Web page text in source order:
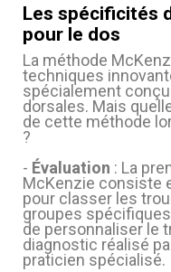
Les spécificités
pour le dos
La méthode
techniques
spécialement
dorsales. Mais
de cette méthode
?
- Évaluation : La
McKenzie consiste
pour classer les
groupes
de personnaliser le
diagnostic réalisé
praticien spécialisé.